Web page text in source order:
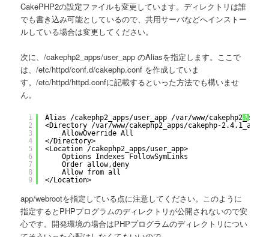
CakePHP2の設定ファイルも変更しています。ディレクトリは誰
でも書き込み可能としているので、共用サーバなどへインストー
ルしている場合は変更してください。
次に、/cakephp2_apps/user_app のAliasを指定します。ここで
は、/etc/httpd/conf.d/cakephp.conf を作成していま
す。/etc/httpd/httpd.confに記載するといった方法でも構いませ
ん。
?
1
2
3
4
5
6
7
8
9
Alias /cakephp2_apps/user_app /var/www/
<Directory /var/www/cakephp2_apps/cakephp-2.4.1_apps
AllowOverride All
</Directory>
<Location /cakephp2_apps/user_app>
Options Indexes FollowSymLinks
Order allow,deny
Allow from all
</Location>
app/webrootを指定している点に注意してください。このように
指定するとPHPプログラムのディレクトリが公開されないので安
心です。開発環境の場合はPHPプログラムのディレクトリについ